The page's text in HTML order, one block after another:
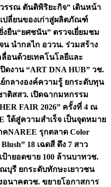
รรณ ตันติพิริยะกิจ” เดินหน้า
เปลี่ยนของเก่าสู่ผลิตภัณฑ์
งยืน“ยศชนัน” ตรวจเยี่ยมชม
นำกลไก อววน. ร่วมสร้าง
อนด้วยเทคโนโลยีและ
ดงาน “ART DNA HUB” วช.
กลางองค์ความรู้ ยกระดับทุน
าติสสว. เปิดฉากมหกรรม
FAIR 2026” ครั้งที่ 4 ณ
ใต้สู่ความสำเร็จ เป็นจุดหมาย
คNAREE รุกตลาด Color
18 เฉดสี ดึง 7 สาว
ป้ายอดขาย 100 ล้านบาทวช.
บุรี ยกระดับทักษะเยาวชน
อนาคตวช. ขยายโอกาสการ